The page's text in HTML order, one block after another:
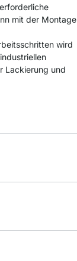
mit der Montage
wird
Lackierung und